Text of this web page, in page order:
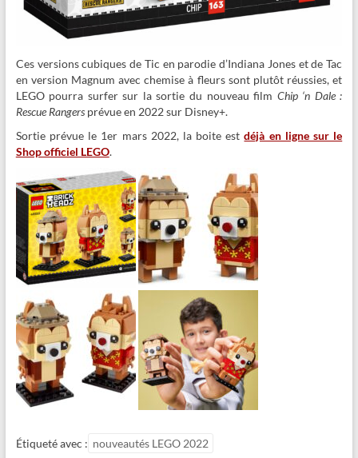
Ces versions cubiques de Tic en parodie d’Indiana Jones et de Tac
en version Magnum avec chemise à fleurs sont plutôt réussies, et
LEGO pourra surfer sur la sortie du nouveau film Chip ‘n Dale :
Rescue Rangersprévue en 2022 sur Disney+.
Sortie prévue le 1er mars 2022, la boite estdéjà en ligne sur le
Shop officiel LEGO.
Étiqueté avec : nouveautés LEGO 2022